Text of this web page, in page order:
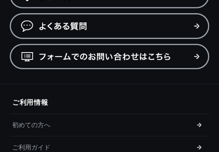
ご利用情報
初めての方へ
ご利用ガイド